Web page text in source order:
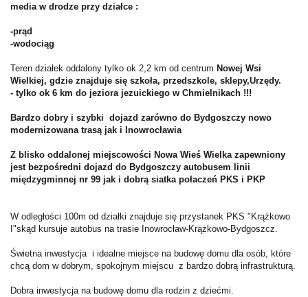
media w drodze przy działce :
-prąd
-wodociąg
Teren działek oddalony tylko ok 2,2 km od centrum Nowej Wsi
Wielkiej, gdzie znajduje się szkoła, przedszkole, sklepy,Urzędy.
- tylko ok 6 km do jeziora jezuickiego w Chmielnikach !!!
Bardzo dobry i szybki dojazd zarówno do Bydgoszczy nowo
modernizowana trasą jak i Inowrocławia
Z blisko oddalonej miejscowości Nowa Wieś Wielka zapewniony
jest bezpośredni dojazd do Bydgoszczy autobusem linii
międzygminnej nr 99 jak i dobrą siatka połaczeń PKS i PKP
W odległości 100m od działki znajduje się przystanek PKS "Krążkowo
I"skąd kursuje autobus na trasie Inowrocław-Krążkowo-Bydgoszcz.
Świetna inwestycja i idealne miejsce na budowę domu dla osób, które
chcą dom w dobrym, spokojnym miejscu z bardzo dobrą infrastrukturą.
Dobra inwestycja na budowę domu dla rodzin z dziećmi.